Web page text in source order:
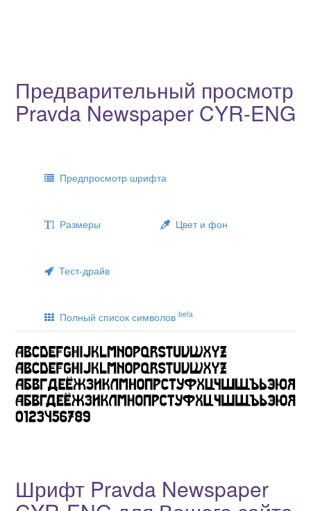
Предварительный просмотр
Pravda Newspaper CYR-ENG
Предпросмотр шрифта
Размеры Цвет и фон
Тест-драйв
Полный список символов beta
Шрифт Pravda Newspaper